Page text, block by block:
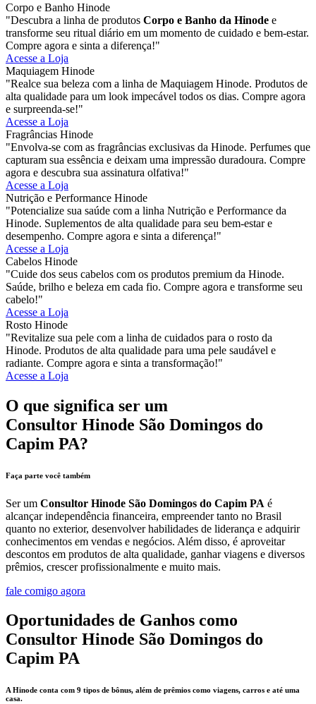
Corpo e Banho Hinode
"Descubra a linha de produtos Corpo e Banho da Hinode e
transforme seu ritual diário em um momento de cuidado e bem-estar.
Compre agora e sinta a diferença!"
Acesse a Loja
Maquiagem Hinode
"Realce sua beleza com a linha de Maquiagem Hinode. Produtos de
alta qualidade para um look impecável todos os dias. Compre agora
e surpreenda-se!"
Acesse a Loja
Fragrâncias Hinode
"Envolva-se com as fragrâncias exclusivas da Hinode. Perfumes que
capturam sua essência e deixam uma impressão duradoura. Compre
agora e descubra sua assinatura olfativa!"
Acesse a Loja
Nutrição e Performance Hinode
"Potencialize sua saúde com a linha Nutrição e Performance da
Hinode. Suplementos de alta qualidade para seu bem-estar e
desempenho. Compre agora e sinta a diferença!"
Acesse a Loja
Cabelos Hinode
"Cuide dos seus cabelos com os produtos premium da Hinode.
Saúde, brilho e beleza em cada fio. Compre agora e transforme seu
cabelo!"
Acesse a Loja
Rosto Hinode
"Revitalize sua pele com a linha de cuidados para o rosto da
Hinode. Produtos de alta qualidade para uma pele saudável e
radiante. Compre agora e sinta a transformação!"
Acesse a Loja
O que significa ser um
Consultor Hinode São Domingos do
Capim PA?
Faça parte você também
Ser um Consultor Hinode São Domingos do Capim PA é
alcançar independência financeira, empreender tanto no Brasil
quanto no exterior, desenvolver habilidades de liderança e adquirir
conhecimentos em vendas e negócios. Além disso, é aproveitar
descontos em produtos de alta qualidade, ganhar viagens e diversos
prêmios, crescer profissionalmente e muito mais.
fale comigo agora
Oportunidades de Ganhos como
Consultor Hinode São Domingos do
Capim PA
A Hinode conta com 9 tipos de bônus, além de prêmios como viagens, carros e até uma
casa.